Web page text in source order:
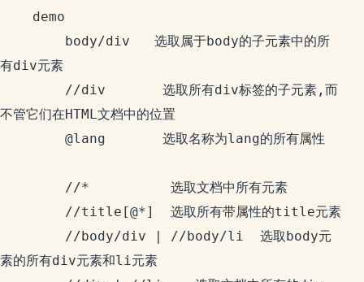
有div元素
不管它们在HTML文档中的位置
素的所有div元素和li元素